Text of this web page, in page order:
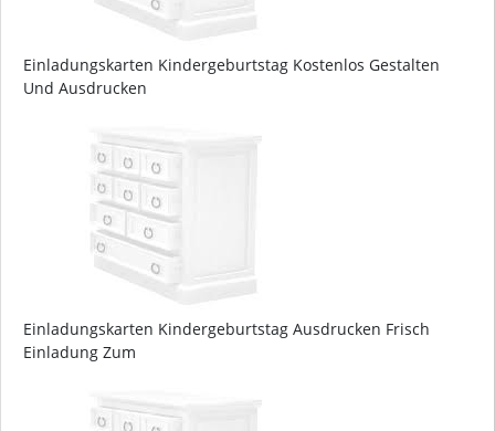
Einladungskarten Kindergeburtstag Kostenlos Gestalten
Und Ausdrucken
Einladungskarten Kindergeburtstag Ausdrucken Frisch
Einladung Zum